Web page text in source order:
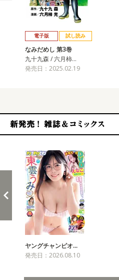
電子版 試し読み
なみだめし 第3巻
九十九森 / 六月柿…
発売日：2025.02.19
ヤングチャンピオ…
発売日：2026.08.10